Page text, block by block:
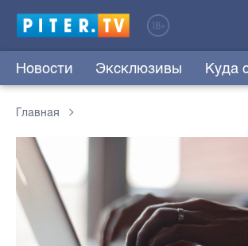
Новости Эксклюзивы Куда
Главная